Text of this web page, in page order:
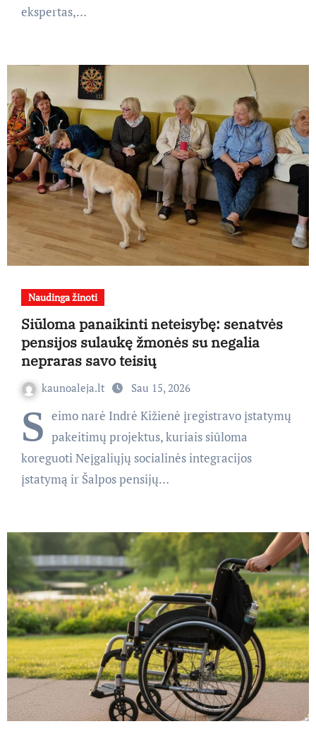
ekspertas,…
Naudinga žinoti
Siūloma panaikinti neteisybę: senatvės
pensijos sulaukę žmonės su negalia
nepraras savo teisių
kaunoaleja.lt Sau 15, 2026
S eimo narė Indrė Kižienė įregistravo įstatymų
pakeitimų projektus, kuriais siūloma
koreguoti Neįgaliųjų socialinės integracijos
įstatymą ir Šalpos pensijų…